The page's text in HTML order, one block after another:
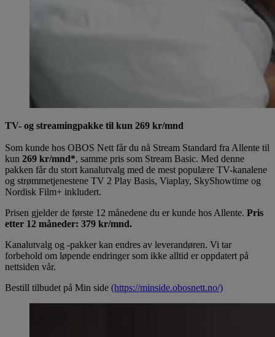
TV- og streamingpakke til kun 269 kr/mnd
Som kunde hos OBOS Nett får du nå Stream Standard fra Allente til
kun 269 kr/mnd*, samme pris som Stream Basic. Med denne
pakken får du stort kanalutvalg med de mest populære TV-kanalene
og strømmetjenestene TV 2 Play Basis, Viaplay, SkyShowtime og
Nordisk Film+ inkludert.
Prisen gjelder de første 12 månedene du er kunde hos Allente. Pris
etter 12 måneder: 379 kr/mnd.
Kanalutvalg og -pakker kan endres av leverandøren. Vi tar
forbehold om løpende endringer som ikke alltid er oppdatert på
nettsiden vår.
Bestill tilbudet på Min side (https://minside.obosnett.no/)